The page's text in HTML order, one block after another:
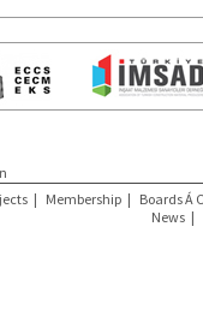
| Membership | Boards Á
News |